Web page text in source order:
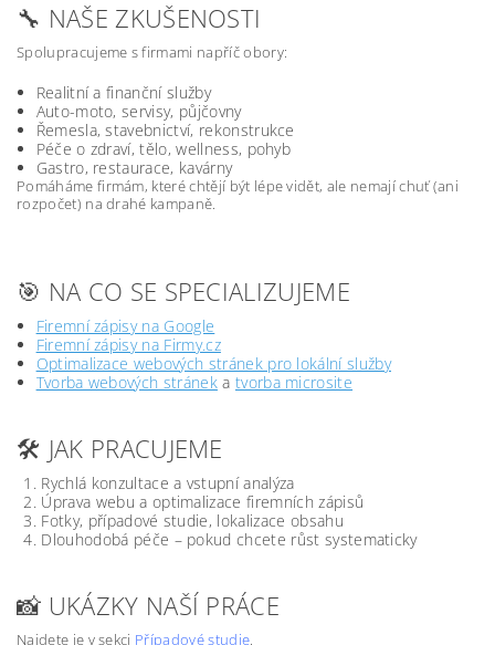
🔧 NAŠE ZKUŠENOSTI
Spolupracujeme s firmami napříč obory:
Realitní a finanční služby
Auto-moto, servisy, půjčovny
Řemesla, stavebnictví, rekonstrukce
Péče o zdraví, tělo, wellness, pohyb
Gastro, restaurace, kavárny
Pomáháme firmám, které chtějí být lépe vidět, ale nemají chuť (ani
rozpočet) na drahé kampaně.
🎯 NA CO SE SPECIALIZUJEME
Firemní zápisy na Google
Firemní zápisy na Firmy.cz
Optimalizace webových stránek pro lokální služby
Tvorba webových stráneka tvorba microsite
🛠️ JAK PRACUJEME
Rychlá konzultace a vstupní analýza
Úprava webu a optimalizace firemních zápisů
Fotky, případové studie, lokalizace obsahu
Dlouhodobá péče – pokud chcete růst systematicky
📸 UKÁZKY NAŠÍ PRÁCE
Najdete je v sekci Případové studie.